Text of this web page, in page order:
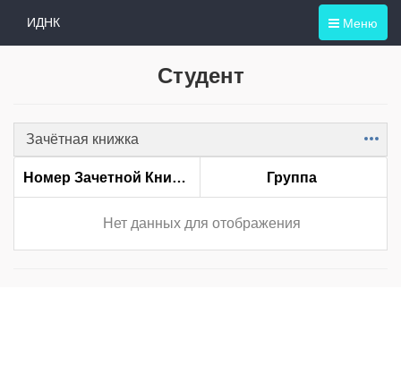
Меню
ИДНК
Студент
Зачётная книжка Item
Номер Зачетной Книжки Группа
Нет данных для отображения